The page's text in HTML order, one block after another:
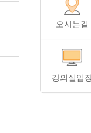
오시는길
강의실입